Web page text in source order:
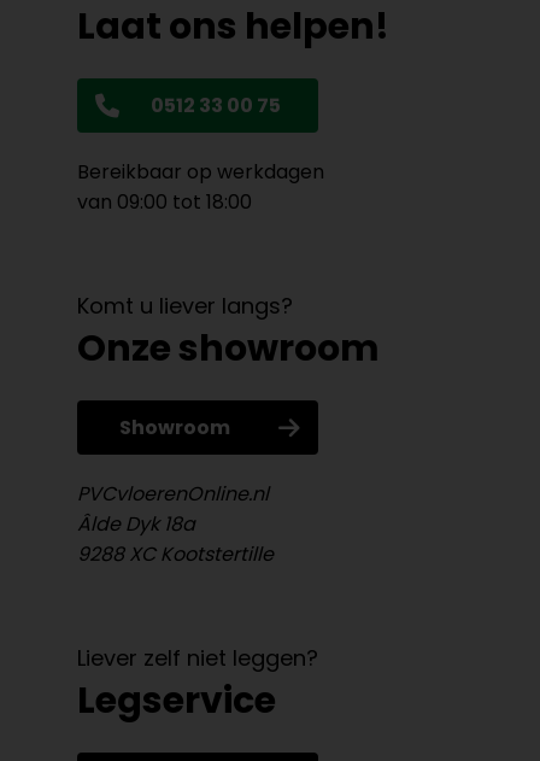
Laat ons helpen!
0512 33 00 75
Bereikbaar op werkdagen
van 09:00 tot 18:00
Komt u liever langs?
Onze showroom
Showroom
PVCvloerenOnline.nl
Âlde Dyk 18a
9288 XC Kootstertille
Liever zelf niet leggen?
Legservice